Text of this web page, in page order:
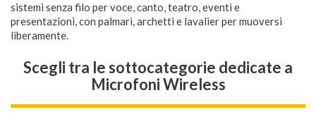
sistemi senza filo per voce, canto, teatro, eventi e
presentazioni, con palmari, archetti e lavalier per muoversi
liberamente.
Scegli tra le sottocategorie dedicate a
Microfoni Wireless